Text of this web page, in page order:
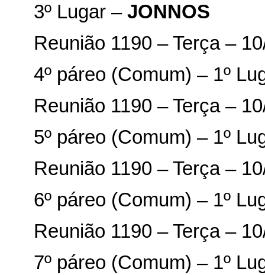
3º Lugar – JONNOS
Reunião 1190 – Terça –
4º páreo (Comum) – 1º
Reunião 1190 – Terça –
5º páreo (Comum) – 1º
Reunião 1190 – Terça –
6º páreo (Comum) – 1º
Reunião 1190 – Terça –
7º páreo (Comum) – 1º